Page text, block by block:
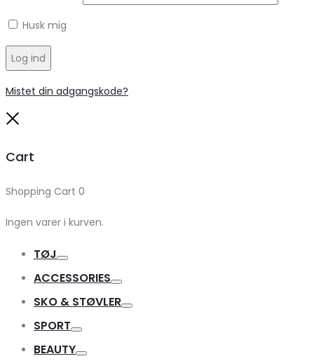
Husk mig
Log ind
Mistet din adgangskode?
Cart
Shopping Cart 0
Ingen varer i kurven.
TØJ
ACCESSORIES
SKO & STØVLER
SPORT
BEAUTY